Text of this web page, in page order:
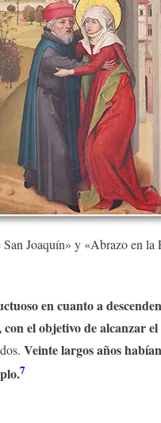
Joaquín» y «Abrazo en
en cuanto a
el objetivo de alcanzar
Veinte largos años
7